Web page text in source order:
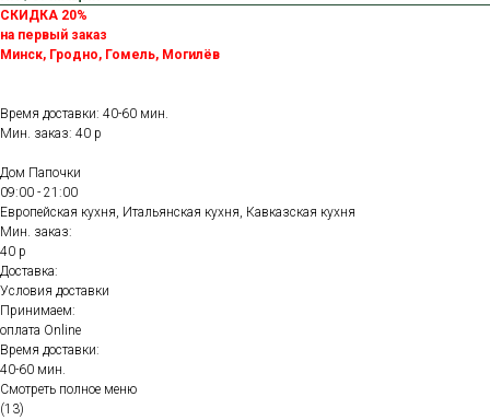
СКИДКА 20%
на первый заказ
Минск, Гродно, Гомель, Могилёв
Время доставки: 40-60 мин.
Мин. заказ: 40 р
Дом Папочки
09:00 - 21:00
Европейская кухня, Итальянская кухня, Кавказская кухня
Мин. заказ:
40 р
Доставка:
Условия доставки
Принимаем:
оплата Online
Время доставки:
40-60 мин.
Смотреть полное меню
(13)